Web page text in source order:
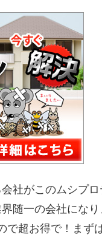
社がこのムシプロ
随一の会社にな
超お得で！まず